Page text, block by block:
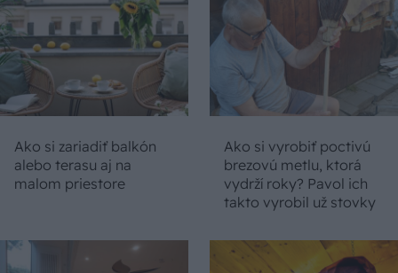
Ako si zariadiť balkón
alebo terasu aj na
malom priestore
Ako si vyrobiť poctivú
brezovú metlu, ktorá
vydrží roky? Pavol ich
takto vyrobil už stovky